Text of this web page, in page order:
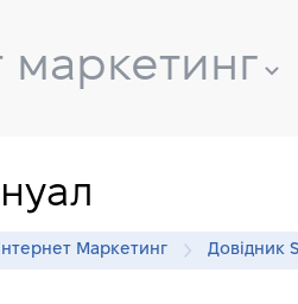
маркетинг
Інтернет Маркетинг Довідник